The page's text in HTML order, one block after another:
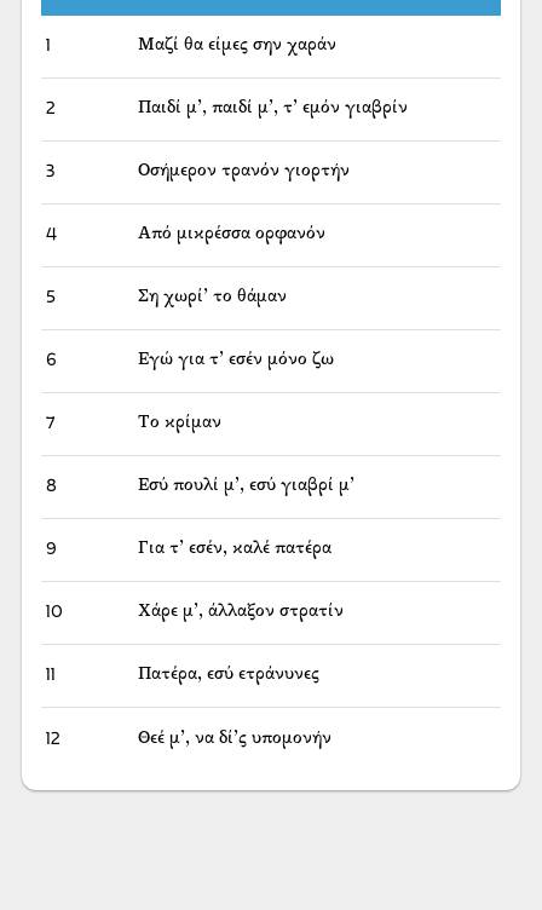
1 Μαζί θα είμες σην χαράν
2 Παιδί μ’, παιδί μ’, τ’ εμόν γιαβρίν
3 Οσήμερον τρανόν γιορτήν
4 Από μικρέσσα ορφανόν
5 Ση χωρί’ το θάμαν
6 Εγώ για τ’ εσέν μόνο ζω
7 Το κρίμαν
8 Εσύ πουλί μ’, εσύ γιαβρί μ’
9 Για τ’ εσέν, καλέ πατέρα
10 Χάρε μ’, άλλαξον στρατίν
11 Πατέρα, εσύ ετράνυνες
12 Θεέ μ’, να δί’ς υπομονήν